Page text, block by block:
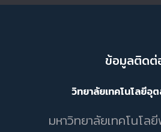
ข้อมูลติดต่
วิทยาลัยเทคโนโลยีอุ
มหาวิทยาลัยเทคโนโล